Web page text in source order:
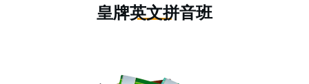
皇牌英文拼音班